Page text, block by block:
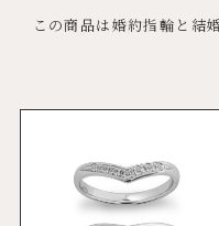
この商品は婚約指輪と結